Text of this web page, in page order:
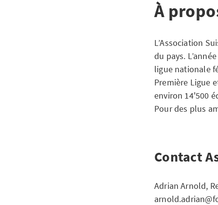
À
L’Association
du pays.
ligue nationale
Première Ligue
environ 14'500
Pour des plus
Contact
Adrian Arnold,